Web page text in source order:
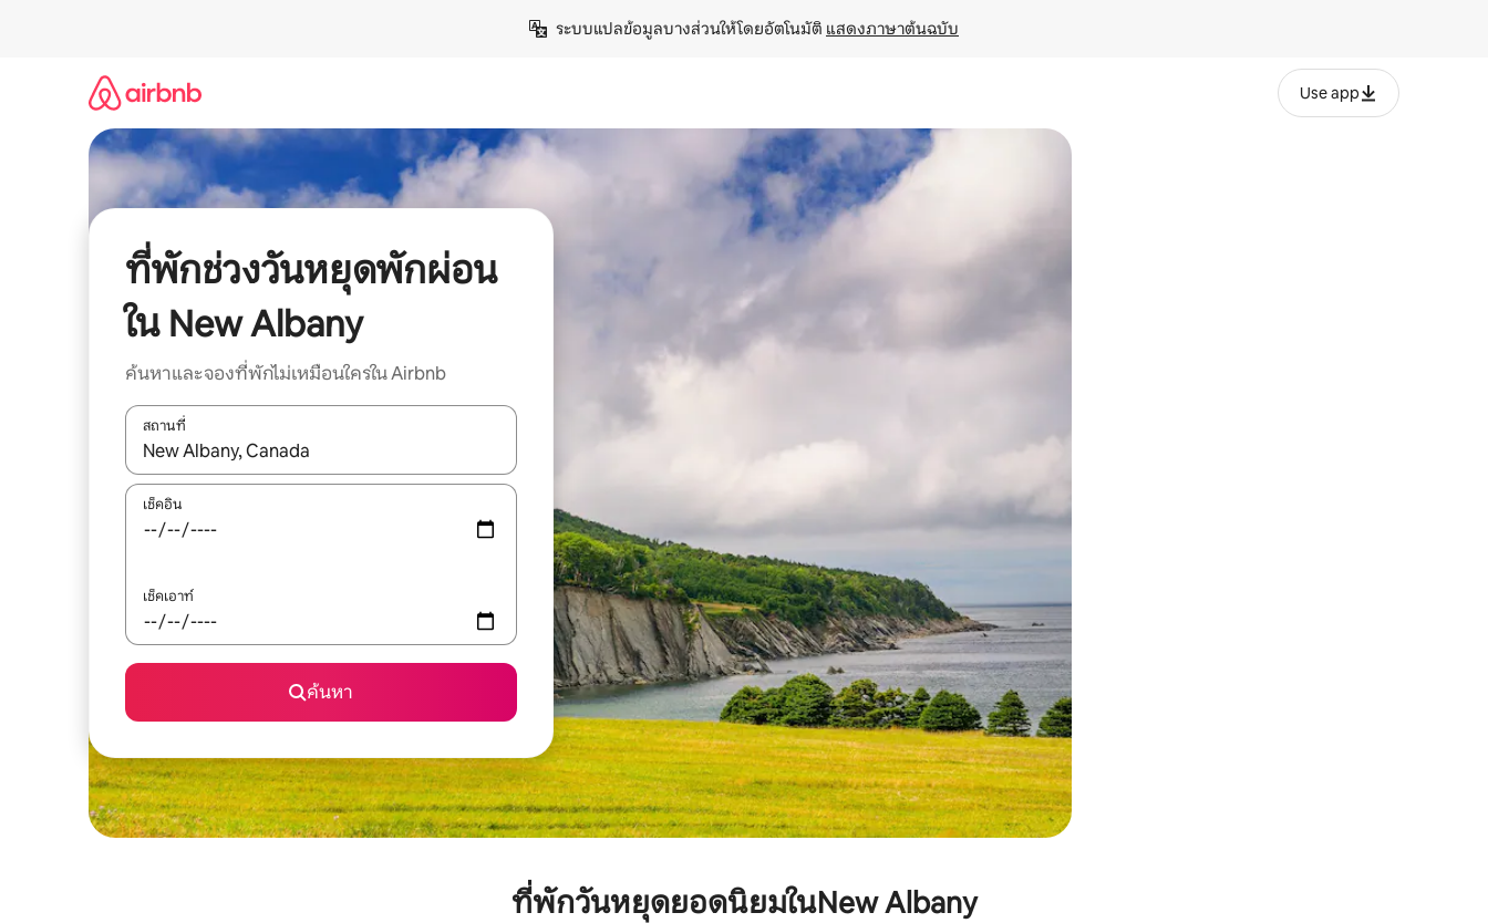
ระบบแปลข้อมูลบางส่วนให้โดยอัตโนมัติ แสดงภาษาต้นฉบับ
Use app
ที่พักช่วงวันหยุดพักผ่อน
ใน New Albany
ค้นหาและจองที่พักไม่เหมือนใครใน Airbnb
สถานที่
ใช้ลูกศรขึ้นลง หรือใช้การสัมผัสหรือปัด เพื่อสำรวจผลการค้นหา
เช็คอิน
เช็คเอาท์
ค้นหา
ที่พักวันหยุดยอดนิยมในNew Albany